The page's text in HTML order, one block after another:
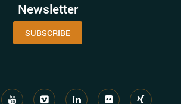
Newsletter
SUBSCRIBE